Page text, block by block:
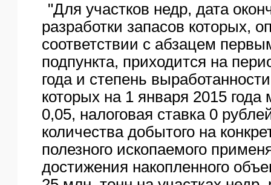
"Для участков недр, дата
разработки запасов которых,
соответствии с абзацем
подпункта, приходится на
года и степень
которых на 1 января 2015
0,05, налоговая ставка 0
количества добытого на
полезного ископаемого
достижения накопленного